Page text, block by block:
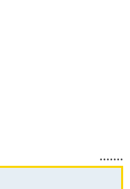
.......